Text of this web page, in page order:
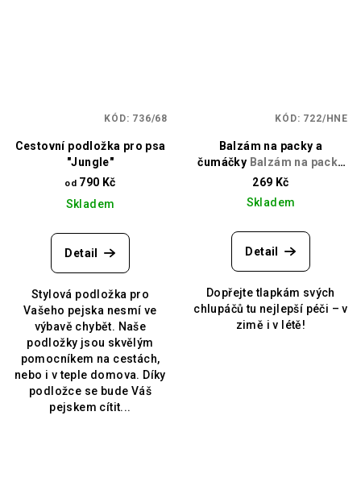
Cestovní podložka pro psa
"Jungle"
od 790 Kč
Skladem
Detail
Stylová podložka pro
Vašeho pejska nesmí ve
výbavě chybět. Naše
podložky jsou skvělým
pomocníkem na cestách,
nebo i v teple domova. Díky
podložce se bude Váš
pejskem cítit...
KÓD: 736/68
Balzám na packy a
čumáčky Balzám na packy
a čumáčky
269 Kč
Skladem
Detail
Dopřejte tlapkám svých
chlupáčů tu nejlepší péči – v
zimě i v létě!
KÓD: 722/HNE